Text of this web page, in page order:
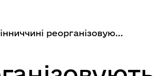
реорганізовую...